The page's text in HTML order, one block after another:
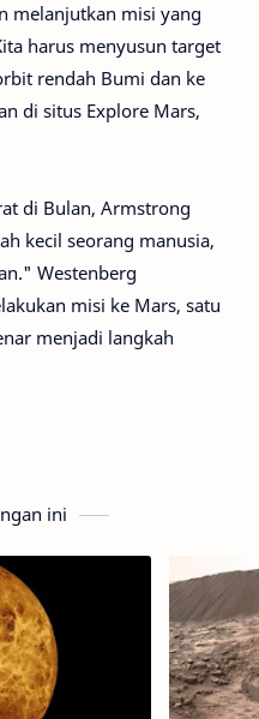
melanjutkan misi yang
harus menyusun target
rendah Bumi dan ke
di situs Explore Mars,
di Bulan, Armstrong
kecil seorang manusia,
Westenberg
misi ke Mars, satu
menjadi langkah
ini